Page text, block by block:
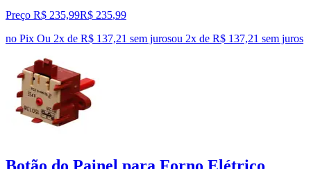
Preço R$ 235,99R$ 235,99
no Pix Ou 2x de R$ 137,21 sem jurosou 2x de R$ 137,21 sem juros